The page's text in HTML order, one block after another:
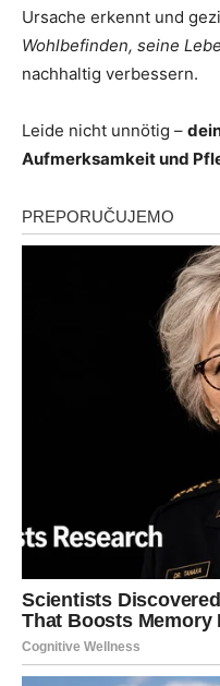
Ursache erkennt und
Wohlbefinden, seine
nachhaltig verbessern.
Leide nicht unnötig –
Aufmerksamkeit und